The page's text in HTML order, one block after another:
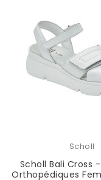
Scholl
Scholl Bali Cross
Orthopédiques